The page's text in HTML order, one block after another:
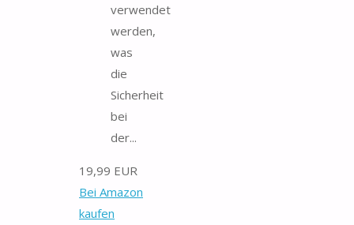
verwendet
werden,
was
die
Sicherheit
bei
der...
19,99 EUR
Bei Amazon
kaufen